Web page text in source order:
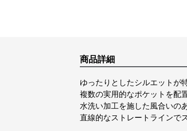
商品詳細
ゆったりとしたシルエットが
複数の実用的なポケットを配
水洗い加工を施した風合いの
直線的なストレートラインで